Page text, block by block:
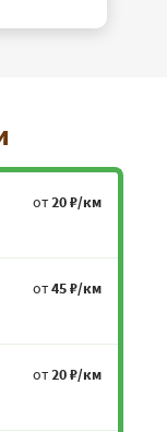
от20 ₽/км
от45 ₽/км
от20 ₽/км